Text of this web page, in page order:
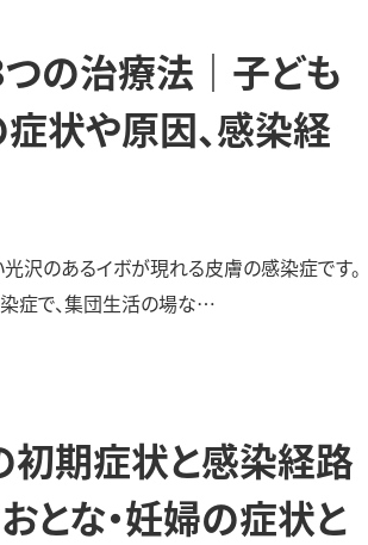
の治療法｜子ども
状や原因、感染経
光沢のあるイボが現れる皮膚の感染症です。
症で、集団生活の場な…
初期症状と感染経路
おとな・妊婦の症状と